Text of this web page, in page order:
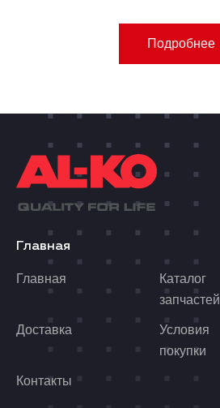
Подробнее
Главная
Главная
Каталог
запчастей
Доставка
Условия
покупки
Контакты